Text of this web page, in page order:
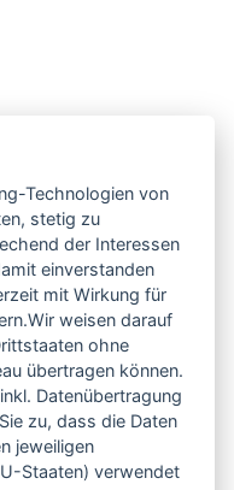
Technologien von
stetig zu
der Interessen
einverstanden
mit Wirkung für
weisen darauf
ohne
übertragen können.
Datenübertragung
zu, dass die Daten
jeweiligen
Staaten) verwendet